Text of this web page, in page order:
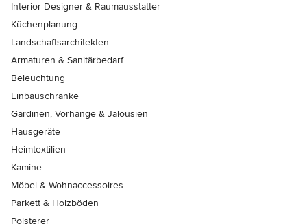
Interior Designer & Raumausstatter
Küchenplanung
Landschaftsarchitekten
Armaturen & Sanitärbedarf
Beleuchtung
Einbauschränke
Gardinen, Vorhänge & Jalousien
Hausgeräte
Heimtextilien
Kamine
Möbel & Wohnaccessoires
Parkett & Holzböden
Polsterer